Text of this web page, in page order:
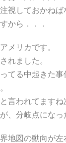
視しておかねば
から．．．
メリカです。
れました。
てる中起きた
言われてますね
、分岐点になっ
地図の動向が左